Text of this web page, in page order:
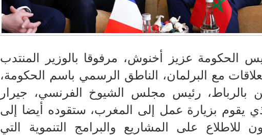
الحكومة عزيز أخنوش، مرفوقا بالوزير المنتدب
مع البرلمان، الناطق الرسمي باسم الحكومة،
بالرباط، رئيس مجلس الشيوخ الفرنسي، جيرار
يقوم بزيارة عمل إلى المغرب، ستقوده أيضا إلى
للاطلاع على المشاريع والبرامج التنموية التي